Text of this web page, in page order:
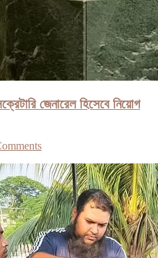
জেনারেল হিসেবে নিয়োগ